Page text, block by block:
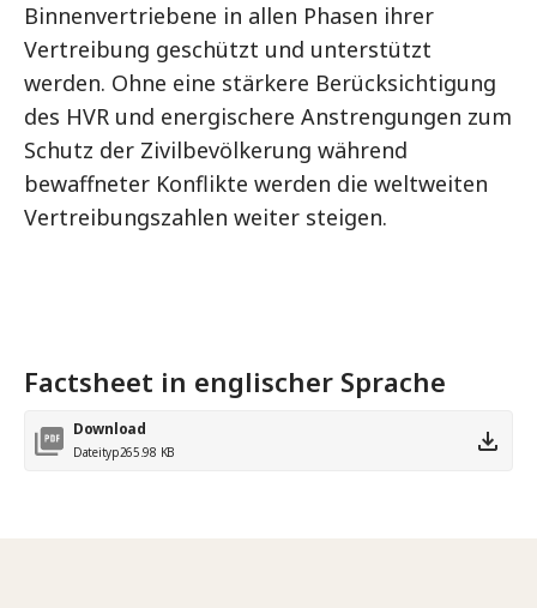
Binnenvertriebene in allen Phasen ihrer
Vertreibung geschützt und unterstützt
werden. Ohne eine stärkere Berücksichtigung
des HVR und energischere Anstrengungen zum
Schutz der Zivilbevölkerung während
bewaffneter Konflikte werden die weltweiten
Vertreibungszahlen weiter steigen.
Factsheet in englischer Sprache
Download
Dateityp265.98 KB